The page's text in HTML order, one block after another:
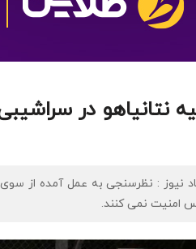
نتانیاهو در
نیوز : نظرسنجی به عمل آمده از
امنیت نمی کنند.